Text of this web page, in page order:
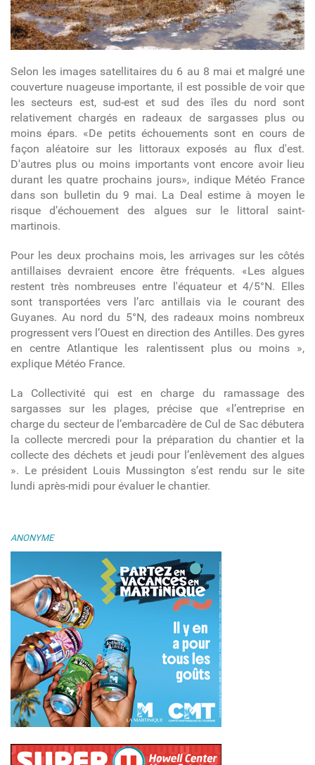
Selon les images satellitaires du 6 au 8 mai et malgré une
couverture nuageuse importante, il est possible de voir que
les secteurs est, sud-est et sud des îles du nord sont
relativement chargés en radeaux de sargasses plus ou
moins épars. «De petits échouements sont en cours de
façon aléatoire sur les littoraux exposés au flux d'est.
D'autres plus ou moins importants vont encore avoir lieu
durant les quatre prochains jours», indique Météo France
dans son bulletin du 9 mai. La Deal estime à moyen le
risque d’échouement des algues sur le littoral saint-
martinois.
Pour les deux prochains mois, les arrivages sur les côtés
antillaises devraient encore être fréquents. «Les algues
restent très nombreuses entre l'équateur et 4/5°N. Elles
sont transportées vers l’arc antillais via le courant des
Guyanes. Au nord du 5°N, des radeaux moins nombreux
progressent vers l’Ouest en direction des Antilles. Des gyres
en centre Atlantique les ralentissent plus ou moins »,
explique Météo France.
La Collectivité qui est en charge du ramassage des
sargasses sur les plages, précise que «l’entreprise en
charge du secteur de l’embarcadère de Cul de Sac débutera
la collecte mercredi pour la préparation du chantier et la
collecte des déchets et jeudi pour l’enlèvement des algues
». Le président Louis Mussington s’est rendu sur le site
lundi après-midi pour évaluer le chantier.
ANONYME